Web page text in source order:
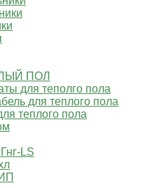
ПОЛ
для теполго пола
для теплого пола
теплого пола
LS